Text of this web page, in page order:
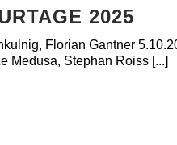
2025
Florian Gantner
Medusa, Stephan Roiss [...]